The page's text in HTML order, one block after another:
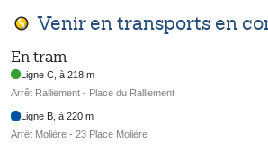
Venir en transports en
En tram
Ligne C, à 218 m
Arrêt Ralliement - Place du Ralliement
Ligne B, à 220 m
Arrêt Molière - 23 Place Molière